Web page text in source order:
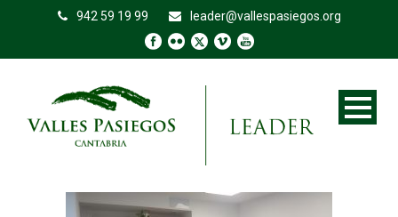
942 59 19 99 leader@vallespasiegos.org